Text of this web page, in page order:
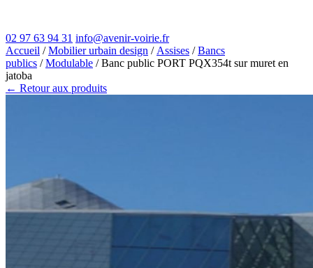
02 97 63 94 31 info@avenir-voirie.fr
Accueil /Mobilier urbain design / Assises /Bancs
publics /Modulable / Banc public PORT PQX354t sur muret en
jatoba
← Retour aux produits